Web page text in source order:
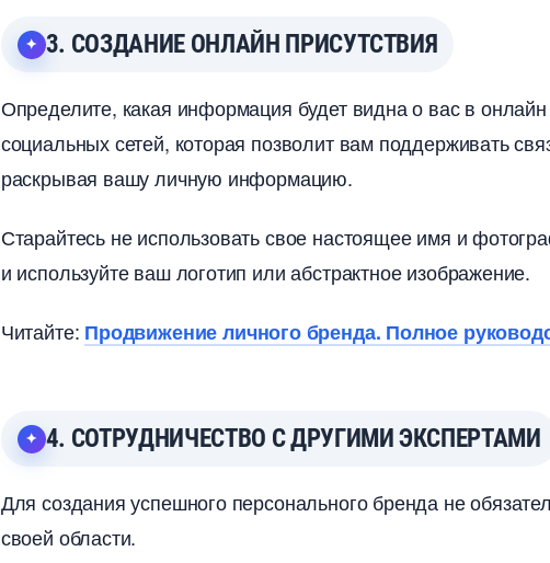
3. СОЗДАНИЕ ОНЛАЙН ПРИСУТСТВИЯ
Определите, какая информация будет видна о вас в
социальных сетей, которая позволит вам поддерживать
раскрывая вашу личную информацию.
Старайтесь не использовать свое настоящее имя и
и используйте ваш логотип или абстрактное изображение.
Читайте: Продвижение личного бренда. Полное
4. СОТРУДНИЧЕСТВО С ДРУГИМИ ЭКСПЕРТАМИ
Для создания успешного персонального бренда не
своей области.